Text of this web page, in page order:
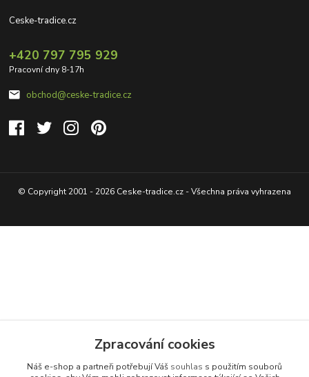
Ceske-tradice.cz
+420 797 795 929
Pracovní dny 8-17h
obchod@ceske-tradice.cz
© Copyright 2001 - 2026 Ceske-tradice.cz - Všechna práva vyhrazena
Zpracování cookies
Náš e-shop a partneři potřebují Váš souhlas s použitím souborů